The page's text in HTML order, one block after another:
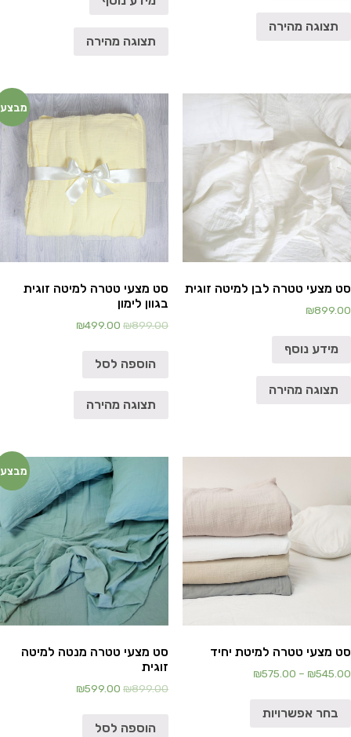
תצוגה מהירה
תצוגה מהירה
סט מצעי טטרה לבן למיטה זוגית
₪899.00
מידע נוסף
תצוגה מהירה
סט מצעי טטרה למיטה זוגית
בגוון לימון
₪899.00
₪499.00
הוספה לסל
תצוגה מהירה
סט מצעי טטרה למיטת יחיד
₪545.00
–
₪575.00
בחר אפשרויות
סט מצעי טטרה מנטה למיטה
זוגית
₪899.00
₪599.00
הוספה לסל